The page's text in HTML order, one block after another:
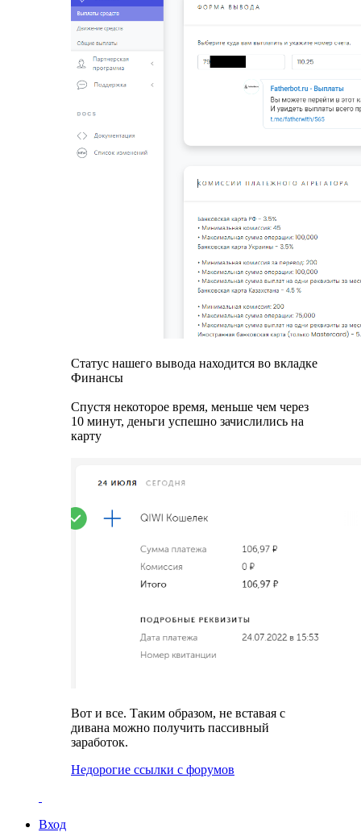
Статус нашего вывода находится во вкладке
Финансы
Спустя некоторое время, меньше чем через
10 минут, деньги успешно зачислились на
карту
Вот и все. Таким образом, не вставая с
дивана можно получить пассивный
заработок.
Недорогие ссылки с форумов
Вход